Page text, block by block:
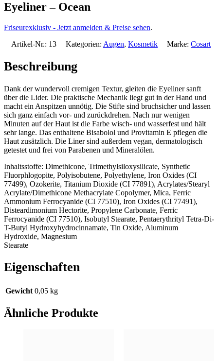
Eyeliner – Ocean
Friseurexklusiv - Jetzt anmelden & Preise sehen.
Artikel-Nr.: 13 Kategorien: Augen, Kosmetik Marke: Cosart
Beschreibung
Dank der wundervoll cremigen Textur, gleiten die Eyeliner sanft
über die Lider. Die praktische Mechanik liegt gut in der Hand und
macht ein Anspitzen unnötig. Die Stifte sind bruchsicher und lassen
sich ganz einfach vor- und zurückdrehen. Nach nur wenigen
Minuten auf der Haut ist die Farbe wisch- und wasserfest und hält
sehr lange. Das enthaltene Bisabolol und Provitamin E pflegen die
Haut zusätzlich. Die Liner sind außerdem vegan, dermatologisch
getestet und frei von Parabenen und Mineralölen.
Inhaltsstoffe: Dimethicone, Trimethylsiloxysilicate, Synthetic
Fluorphlogopite, Polyisobutene, Polyethylene, Iron Oxides (CI
77499), Ozokerite, Titanium Dioxide (CI 77891), Acrylates/Stearyl
Acrylate/Dimethicone Methacrylate Copolymer, Mica, Ferric
Ammonium Ferrocyanide (CI 77510), Iron Oxides (CI 77491),
Disteardimonium Hectorite, Propylene Carbonate, Ferric
Ferrocyanide (CI 77510), Isobutyl Stearate, Pentaerythrityl Tetra-Di-
T-Butyl Hydroxyhydrocinnamate, Tin Oxide, Aluminum
Hydroxide, Magnesium
Stearate
Eigenschaften
Gewicht 0,05 kg
Ähnliche Produkte